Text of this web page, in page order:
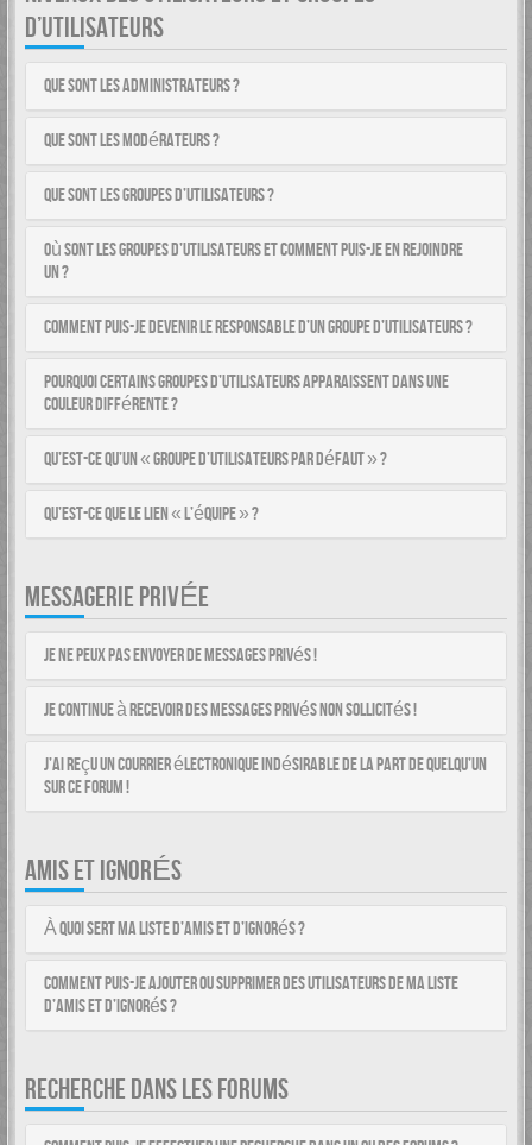
D’UTILISATEURS
Que sont les administrateurs ?
Que sont les modérateurs ?
Que sont les groupes d’utilisateurs ?
Où sont les groupes d’utilisateurs et comment puis-je en rejoindre
un ?
Comment puis-je devenir le responsable d’un groupe d’utilisateurs ?
Pourquoi certains groupes d’utilisateurs apparaissent dans une
couleur différente ?
Qu’est-ce qu’un « groupe d’utilisateurs par défaut » ?
Qu’est-ce que le lien « L’équipe » ?
MESSAGERIE PRIVÉE
Je ne peux pas envoyer de messages privés !
Je continue à recevoir des messages privés non sollicités !
J’ai reçu un courrier électronique indésirable de la part de quelqu’un
sur ce forum !
AMIS ET IGNORÉS
À quoi sert ma liste d’amis et d’ignorés ?
Comment puis-je ajouter ou supprimer des utilisateurs de ma liste
d’amis et d’ignorés ?
RECHERCHE DANS LES FORUMS